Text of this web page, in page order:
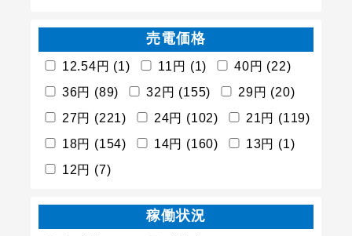
売電価格
12.54円 (1) 11円 (1)
40円 (22)
36円 (89)
32円 (155)
29円 (20)
27円 (221)
24円 (102)
21円 (119)
18円 (154)
14円 (160)
13円 (1)
12円 (7)
稼働状況